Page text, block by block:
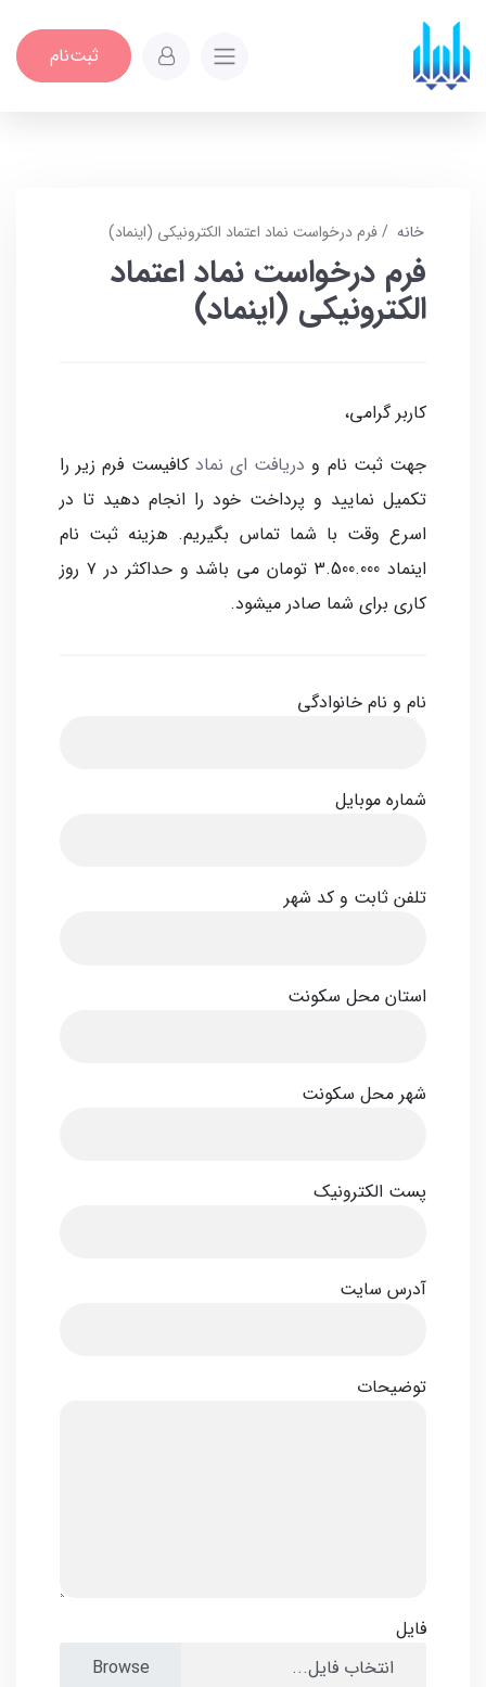
ثبت‌نام
خانه فرم درخواست نماد اعتماد الکترونیکی (اینماد)
فرم درخواست نماد اعتماد
الکترونیکی (اینماد)
کاربر گرامی،
جهت ثبت نام و دریافت ای نماد کافیست فرم زیر را
تکمیل نمایید و پرداخت خود را انجام دهید تا در
اسرع وقت با شما تماس بگیریم. هزینه ثبت نام
اینماد 3.500.000 تومان می باشد و حداکثر در ۷ روز
کاری برای شما صادر میشود.
نام و نام خانوادگی
شماره موبایل
تلفن ثابت و کد شهر
استان محل سکونت
شهر محل سکونت
پست الکترونیک
آدرس سایت
توضیحات
فایل
انتخاب فایل...